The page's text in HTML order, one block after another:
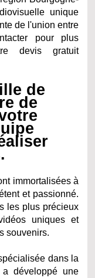
unique
de l'union entre
pour plus
devis gratuit
de
de
immortalisées à
et passionné.
les plus précieux
uniques et
souvenirs.
dans la
développé une